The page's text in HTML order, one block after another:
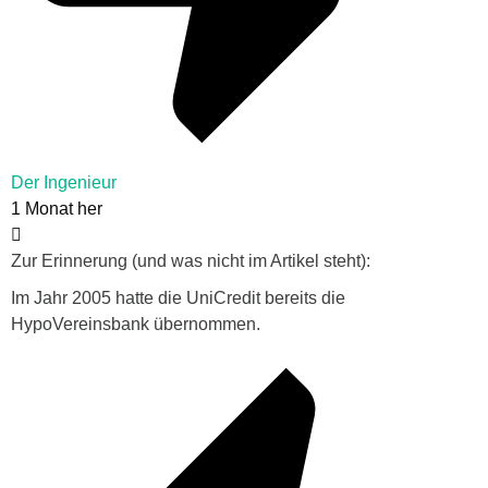
Der Ingenieur
1 Monat her
Zur Erinnerung (und was nicht im Artikel steht):
Im Jahr 2005 hatte die UniCredit bereits die
HypoVereinsbank übernommen.